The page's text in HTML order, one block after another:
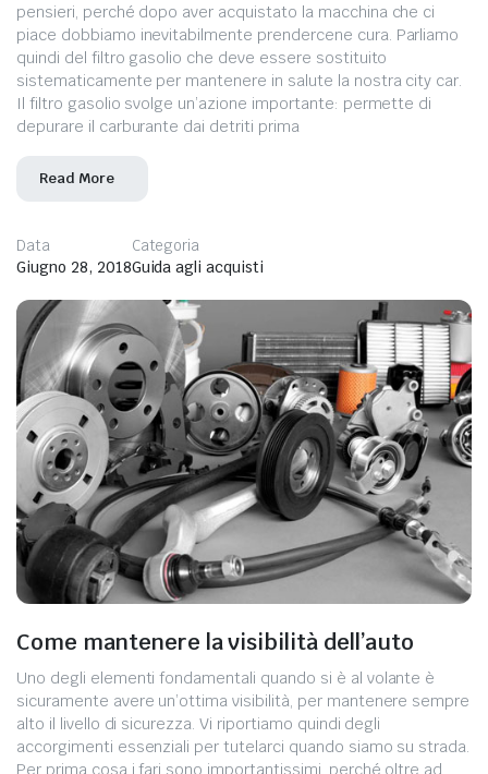
pensieri, perché dopo aver acquistato la macchina che ci
piace dobbiamo inevitabilmente prendercene cura. Parliamo
quindi del filtro gasolio che deve essere sostituito
sistematicamente per mantenere in salute la nostra city car.
Il filtro gasolio svolge un’azione importante: permette di
depurare il carburante dai detriti prima
Read More
Data
Giugno 28, 2018
Categoria
Guida agli acquisti
Come mantenere la visibilità dell’auto
Uno degli elementi fondamentali quando si è al volante è
sicuramente avere un’ottima visibilità, per mantenere sempre
alto il livello di sicurezza. Vi riportiamo quindi degli
accorgimenti essenziali per tutelarci quando siamo su strada.
Per prima cosa i fari sono importantissimi, perché oltre ad